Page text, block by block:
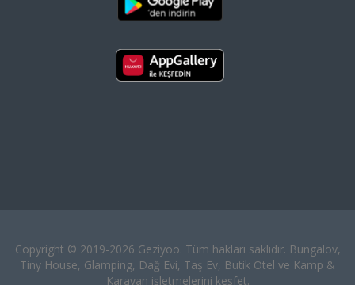
Copyright © 2019-2026 Geziyoo. Tüm hakları saklıdır. Bungalov,
Tiny House, Glamping, Dağ Evi, Taş Ev, Butik Otel ve Kamp &
Karavan işletmelerini keşfet.